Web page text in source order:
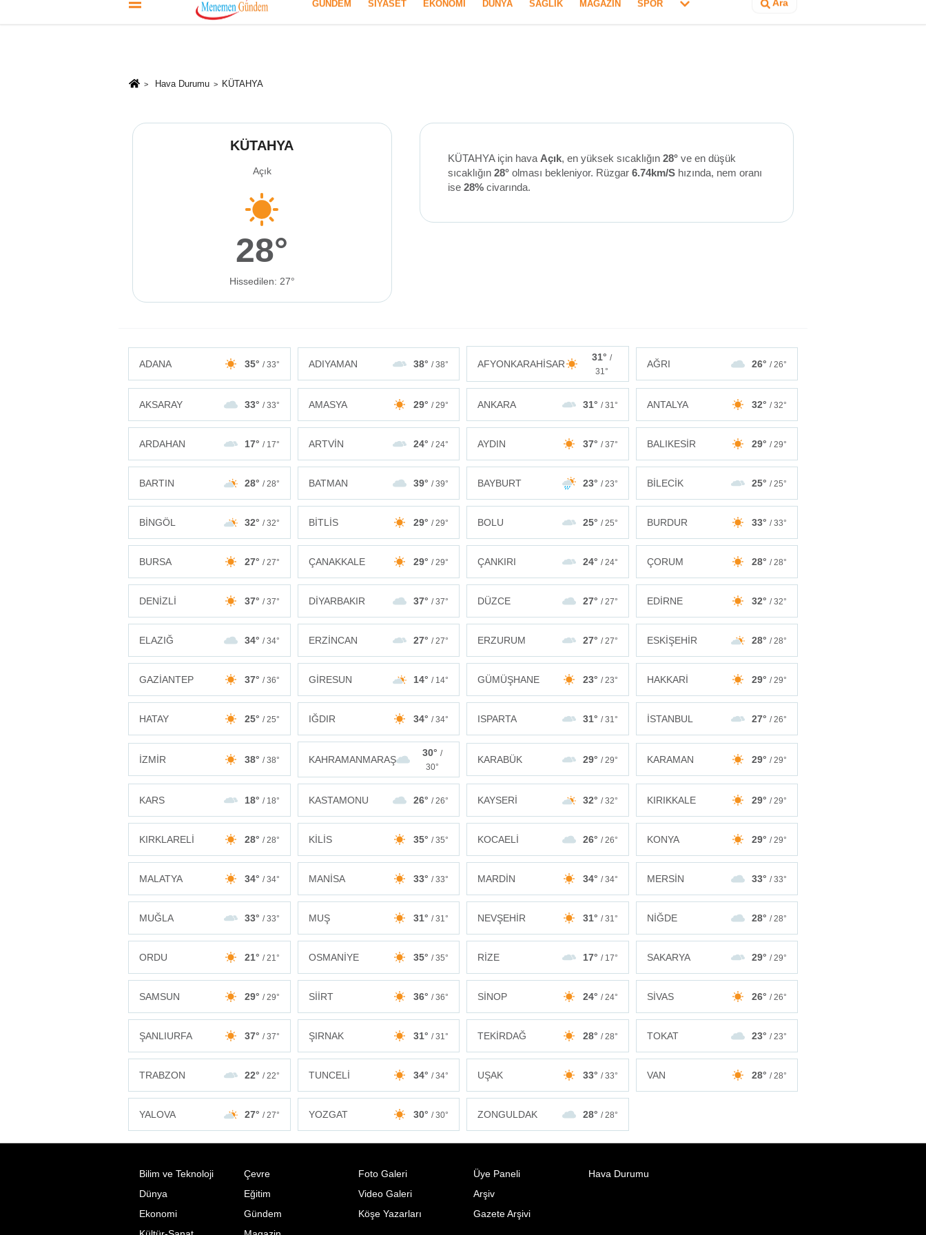
İletişim Çerez Politikası
GÜNDEM SIYASET EKONOMI DÜNYA SAĞLIK MAGAZIN SPOR Ara
Hava Durumu KÜTAHYA
KÜTAHYA
Açık
28°
Hissedilen: 27°
KÜTAHYA için hava Açık, en yüksek sıcaklığın 28°ve en düşük
sıcaklığın 28°olması bekleniyor. Rüzgar 6.74km/Shızında, nem oranı
ise 28%civarında.
ADANA 35° / 33° ADIYAMAN 38° / 38° AFYONKARAHİSAR
31° /
31°
AĞRI 26° / 26°
AKSARAY 33° / 33° AMASYA 29° / 29° ANKARA 31° / 31° ANTALYA 32° / 32°
ARDAHAN 17° / 17° ARTVİN 24° / 24° AYDIN 37° / 37° BALIKESİR 29° / 29°
BARTIN 28° / 28° BATMAN 39° / 39° BAYBURT 23° / 23° BİLECİK 25° / 25°
BİNGÖL 32° / 32° BİTLİS 29° / 29° BOLU 25° / 25° BURDUR 33° / 33°
BURSA 27° / 27° ÇANAKKALE 29° / 29° ÇANKIRI 24° / 24° ÇORUM 28° / 28°
DENİZLİ 37° / 37° DİYARBAKIR 37° / 37° DÜZCE 27° / 27° EDİRNE 32° / 32°
ELAZIĞ 34° / 34° ERZİNCAN 27° / 27° ERZURUM 27° / 27° ESKİŞEHİR 28° / 28°
GAZİANTEP 37° / 36° GİRESUN 14° / 14° GÜMÜŞHANE 23° / 23° HAKKARİ 29° / 29°
HATAY 25° / 25° IĞDIR 34° / 34° ISPARTA 31° / 31° İSTANBUL 27° / 26°
İZMİR 38° / 38° KAHRAMANMARAŞ
30°/
30°
KARABÜK 29° / 29° KARAMAN 29° / 29°
KARS 18° / 18° KASTAMONU 26° / 26° KAYSERİ 32° / 32° KIRIKKALE 29° / 29°
KIRKLARELİ 28° / 28° KİLİS 35° / 35° KOCAELİ 26° / 26° KONYA 29° / 29°
MALATYA 34° / 34° MANİSA 33° / 33° MARDİN 34° / 34° MERSİN 33° / 33°
MUĞLA 33° / 33° MUŞ 31° / 31° NEVŞEHİR 31° / 31° NİĞDE 28° / 28°
ORDU 21° / 21° OSMANİYE 35° / 35° RİZE 17° / 17° SAKARYA 29° / 29°
SAMSUN 29° / 29° SİİRT 36° / 36° SİNOP 24° / 24° SİVAS 26° / 26°
ŞANLIURFA 37° / 37° ŞIRNAK 31° / 31° TEKİRDAĞ 28° / 28° TOKAT 23° / 23°
TRABZON 22° / 22° TUNCELİ 34° / 34° UŞAK 33° / 33° VAN 28° / 28°
YALOVA 27° / 27° YOZGAT 30° / 30° ZONGULDAK 28° / 28°
Bilim ve Teknoloji
Çevre
Dünya
Eğitim
Ekonomi
Gündem
Foto Galeri
Video Galeri
Köşe Yazarları
Üye Paneli
Arşiv
Gazete Arşivi
Hava Durumu